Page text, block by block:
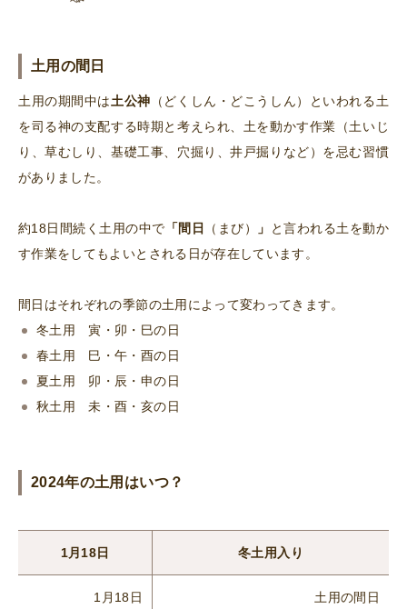
土用の間日
土用の期間中は土公神 （どくしん・どこうしん）といわれる土
を司る神の支配する時期と考えられ、土を動かす作業（土いじ
り、草むしり、基礎工事、穴掘り、井戸掘りなど）を忌む習慣
がありました。
約18日間続く土用の中で 「間日 （まび） 」
と言われる土を動か
す作業をしてもよいとされる日が存在しています。
間日はそれぞれの季節の土用によって変わってきます。
冬土用 寅・卯・巳の日
春土用 巳・午・酉の日
夏土用 卯・辰・申の日
秋土用 未・酉・亥の日
2024年の土用はいつ？
1月18日 冬土用入り
1月18日 土用の間日